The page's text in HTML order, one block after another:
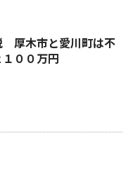
厚木市と愛川町は不
００万円